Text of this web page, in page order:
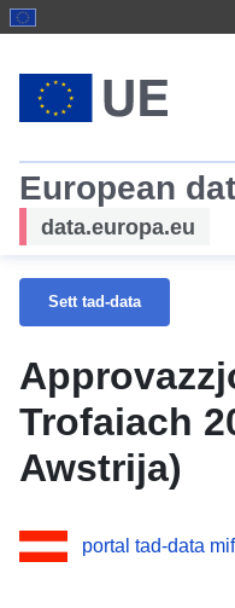
European
data.europa.eu
Sett tad-data
Trofaiach
Awstrija)
portal tad-data